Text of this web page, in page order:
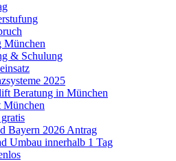
München
& Schulung
2025
Beratung in München
Bayern 2026 Antrag
Umbau innerhalb 1 Tag